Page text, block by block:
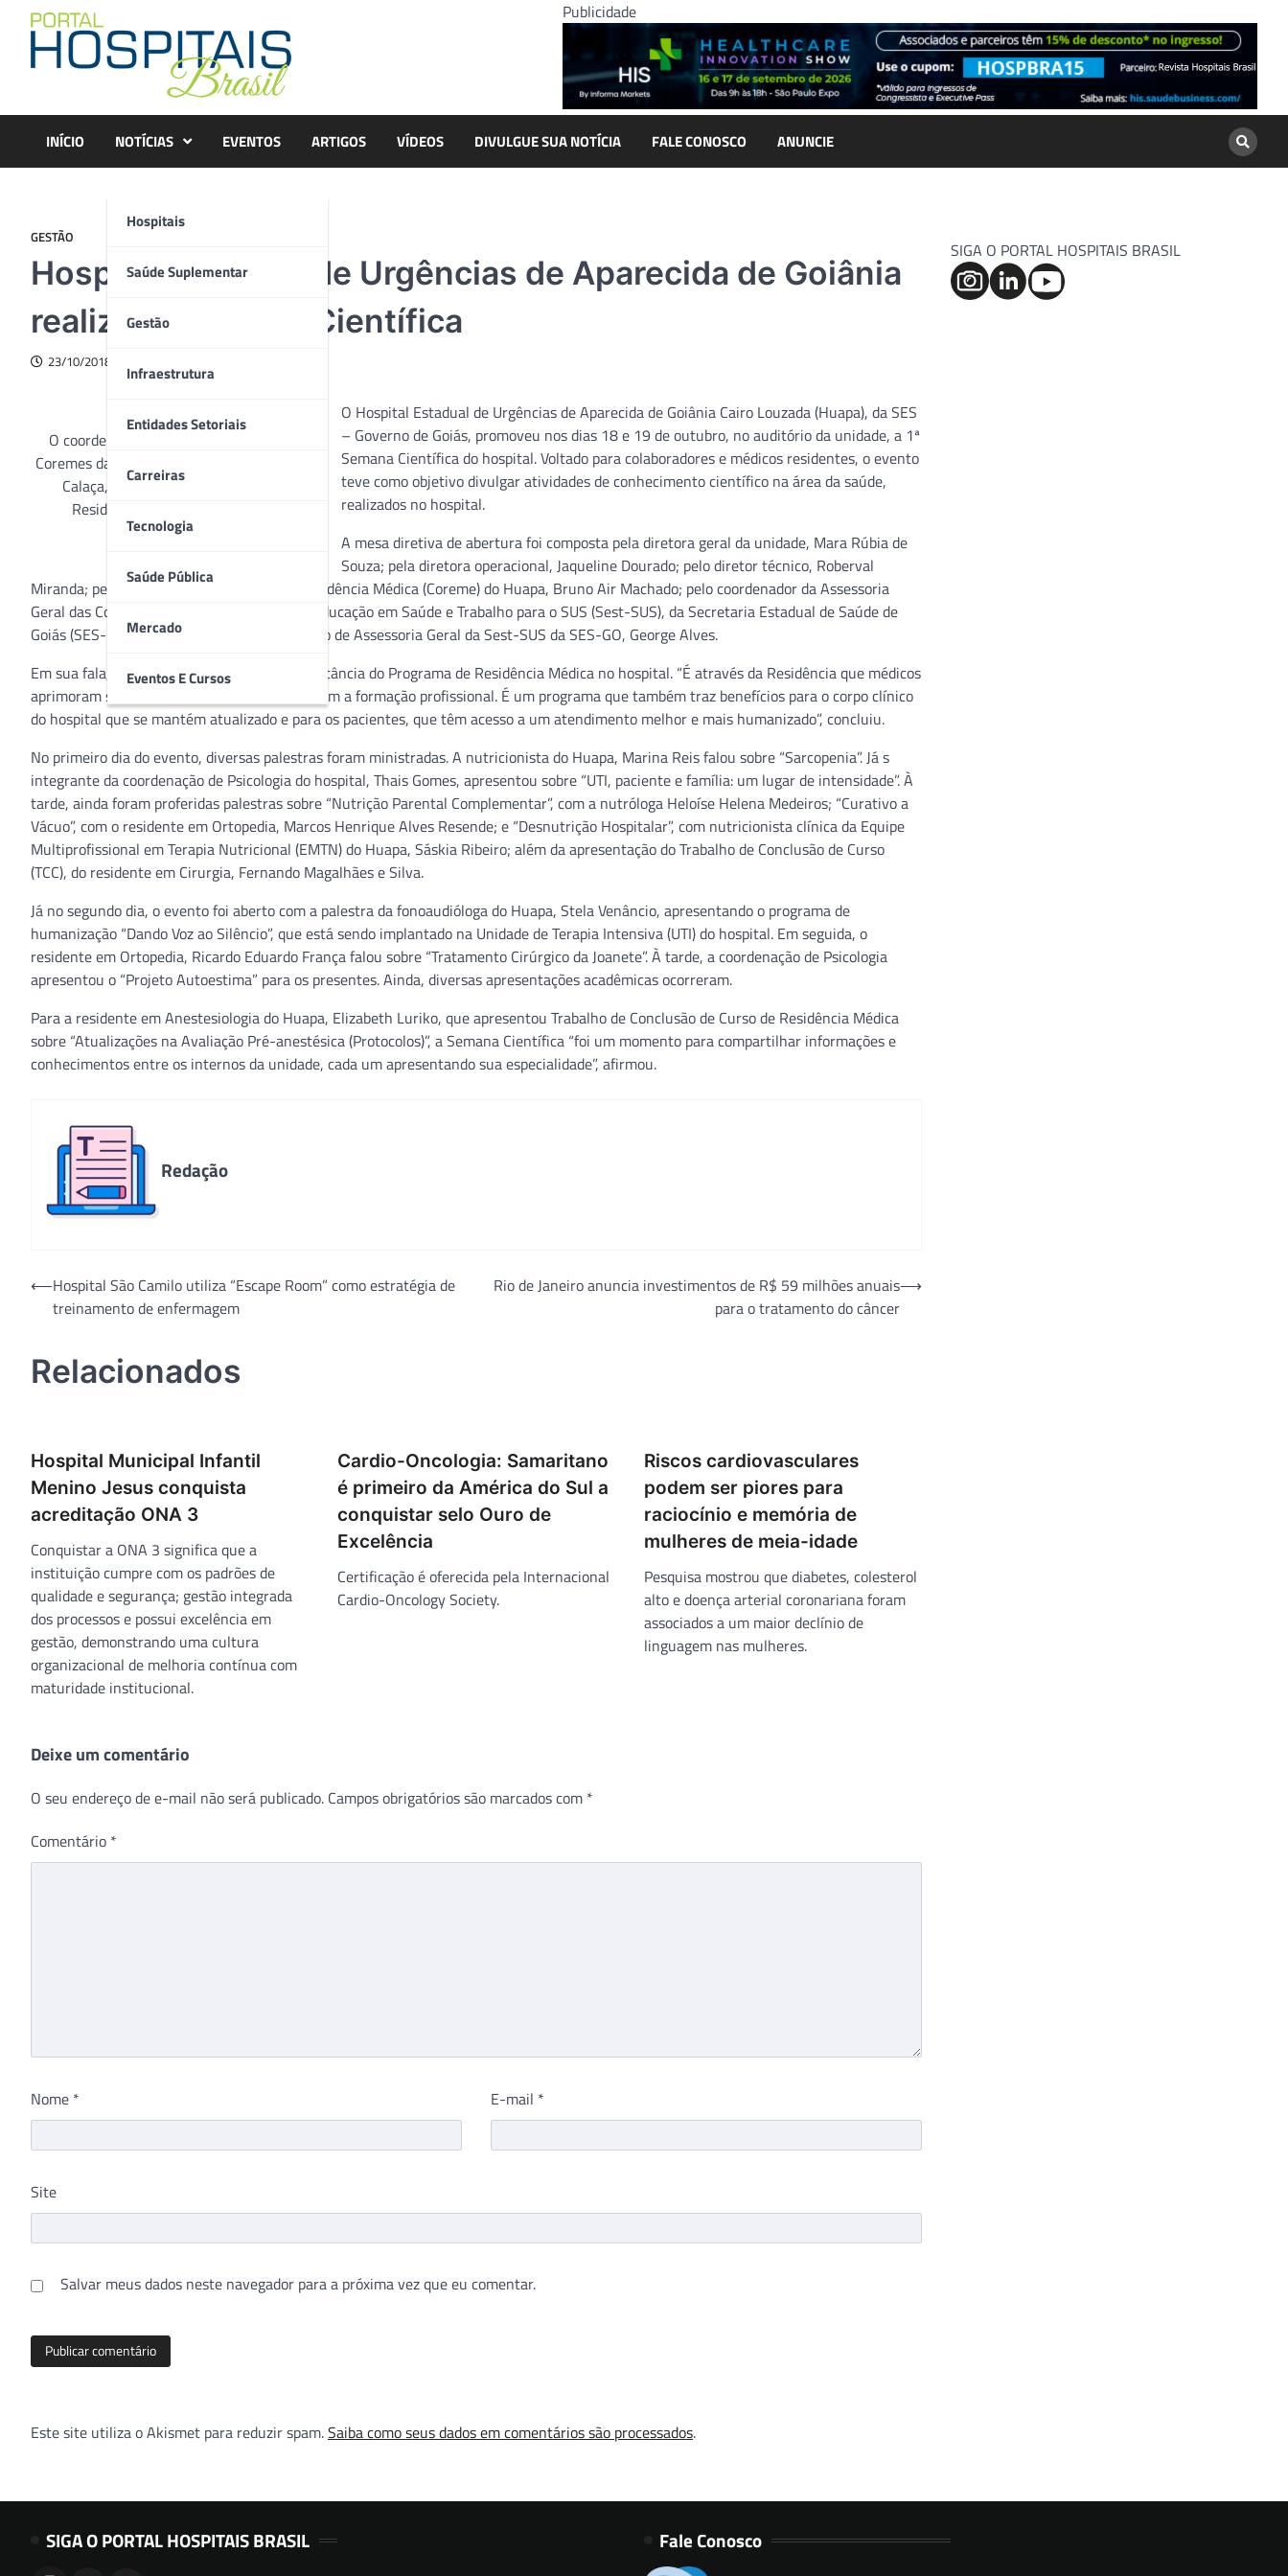
content
Publicidade
INÍCIO NOTÍCIAS
Hospitais
Saúde Suplementar
Gestão
Infraestrutura
Entidades Setoriais
Carreiras
Tecnologia
Saúde Pública
Mercado
Eventos E Cursos
EVENTOS ARTIGOS VÍDEOS DIVULGUE SUA NOTÍCIA FALE CONOSCO ANUNCIE
GESTÃO
Hospital Estadual de Urgências de Aparecida de Goiânia
realiza 1ª Semana Científica
23/10/2018
O coordenador da Assessoria Geral das
Coremes da Sest-SUS, da SES-GO, Belchor
Calaça, fala sobre a importância da
Residência Médica em hospitais
O Hospital Estadual de Urgências de Aparecida de Goiânia Cairo Louzada (Huapa), da SES
– Governo de Goiás, promoveu nos dias 18 e 19 de outubro, no auditório da unidade, a 1ª
Semana Científica do hospital. Voltado para colaboradores e médicos residentes, o evento
teve como objetivo divulgar atividades de conhecimento científico na área da saúde,
realizados no hospital.
A mesa diretiva de abertura foi composta pela diretora geral da unidade, Mara Rúbia de
Souza; pela diretora operacional, Jaqueline Dourado; pelo diretor técnico, Roberval
Miranda; pelo presidente da Comissão de Residência Médica (Coreme) do Huapa, Bruno Air Machado; pelo coordenador da Assessoria
Geral das Coremes da Superintendência de Educação em Saúde e Trabalho para o SUS (Sest-SUS), da Secretaria Estadual de Saúde de
Goiás (SES-GO), Belchor Calaça; e pelo técnico de Assessoria Geral da Sest-SUS da SES-GO, George Alves.
Em sua fala, Belchor Calaça destacou a importância do Programa de Residência Médica no hospital. “É através da Residência que médicos
aprimoram seus conhecimentos e incrementam a formação profissional. É um programa que também traz benefícios para o corpo clínico
do hospital que se mantém atualizado e para os pacientes, que têm acesso a um atendimento melhor e mais humanizado”, concluiu.
No primeiro dia do evento, diversas palestras foram ministradas. A nutricionista do Huapa, Marina Reis falou sobre “Sarcopenia”. Já s
integrante da coordenação de Psicologia do hospital, Thais Gomes, apresentou sobre “UTI, paciente e família: um lugar de intensidade”. À
tarde, ainda foram proferidas palestras sobre “Nutrição Parental Complementar”, com a nutróloga Heloíse Helena Medeiros; “Curativo a
Vácuo”, com o residente em Ortopedia, Marcos Henrique Alves Resende; e “Desnutrição Hospitalar”, com nutricionista clínica da Equipe
Multiprofissional em Terapia Nutricional (EMTN) do Huapa, Sáskia Ribeiro; além da apresentação do Trabalho de Conclusão de Curso
(TCC), do residente em Cirurgia, Fernando Magalhães e Silva.
Já no segundo dia, o evento foi aberto com a palestra da fonoaudióloga do Huapa, Stela Venâncio, apresentando o programa de
humanização “Dando Voz ao Silêncio”, que está sendo implantado na Unidade de Terapia Intensiva (UTI) do hospital. Em seguida, o
residente em Ortopedia, Ricardo Eduardo França falou sobre “Tratamento Cirúrgico da Joanete”. À tarde, a coordenação de Psicologia
apresentou o “Projeto Autoestima” para os presentes. Ainda, diversas apresentações acadêmicas ocorreram.
Para a residente em Anestesiologia do Huapa, Elizabeth Luriko, que apresentou Trabalho de Conclusão de Curso de Residência Médica
sobre “Atualizações na Avaliação Pré-anestésica (Protocolos)”, a Semana Científica “foi um momento para compartilhar informações e
conhecimentos entre os internos da unidade, cada um apresentando sua especialidade”, afirmou.
Redação
Navegação
⟵Hospital São Camilo utiliza “Escape Room” como estratégia de
treinamento de enfermagem
Rio de Janeiro anuncia investimentos de R$ 59 milhões anuais
para o tratamento do câncer
⟶
Relacionados
Hospital Municipal Infantil
Menino Jesus conquista
acreditação ONA 3
Conquistar a ONA 3 significa que a
instituição cumpre com os padrões de
qualidade e segurança; gestão integrada
dos processos e possui excelência em
gestão, demonstrando uma cultura
organizacional de melhoria contínua com
maturidade institucional.
Cardio-Oncologia: Samaritano
é primeiro da América do Sul a
conquistar selo Ouro de
Excelência
Certificação é oferecida pela Internacional
Cardio-Oncology Society.
Riscos cardiovasculares
podem ser piores para
raciocínio e memória de
mulheres de meia-idade
Pesquisa mostrou que diabetes, colesterol
alto e doença arterial coronariana foram
associados a um maior declínio de
linguagem nas mulheres.
Deixe um comentário
O seu endereço de e-mail não será publicado. Campos obrigatórios são marcados com *
Comentário *
Nome * E-mail *
Site
Salvar meus dados neste navegador para a próxima vez que eu comentar.
Este site utiliza o Akismet para reduzir spam.Saiba como seus dados em comentários são processados.
SIGA O PORTAL HOSPITAIS BRASIL
SIGA O PORTAL HOSPITAIS BRASIL Fale Conosco